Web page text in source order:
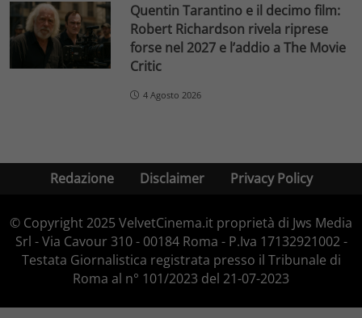
Quentin Tarantino e il decimo film:
Robert Richardson rivela riprese
forse nel 2027 e l’addio a The Movie
Critic
4 Agosto 2026
Redazione Disclaimer Privacy Policy
© Copyright 2025 VelvetCinema.it proprietà di Jws Media
Srl - Via Cavour 310 - 00184 Roma - P.Iva 17132921002 -
Testata Giornalistica registrata presso il Tribunale di
Roma al n° 101/2023 del 21-07-2023